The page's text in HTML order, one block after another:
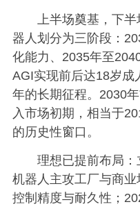
上半场奠基，下
器人划分为三阶段：
化能力、2035年至
AGI实现前后达18岁成
年的长期征程。2030
入市场初期，相当于
的历史性窗口。
理想已提前布局
机器人主攻工厂与商
控制精度与耐久性；